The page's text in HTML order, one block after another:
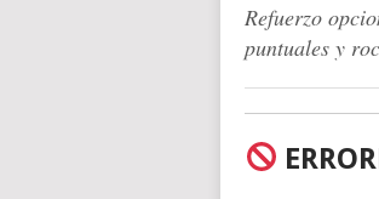
Refuerzo
puntuales y